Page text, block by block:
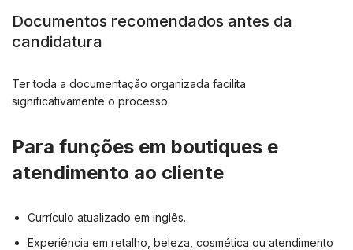
Documentos recomendados antes da
candidatura
Ter toda a documentação organizada facilita
significativamente o processo.
Para funções em boutiques e
atendimento ao cliente
Currículo atualizado em inglês.
Experiência em retalho, beleza, cosmética ou atendimento